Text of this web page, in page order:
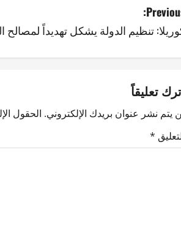
تنظيم الدولة يشكل تهديداً لمصالح
تعليقاً
يتم نشر عنوان بريدك الإلكتروني. الحقول
*